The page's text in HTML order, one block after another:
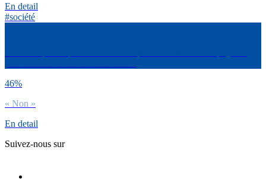
En detail
#société
46%
« Non »
En detail
Suivez-nous sur